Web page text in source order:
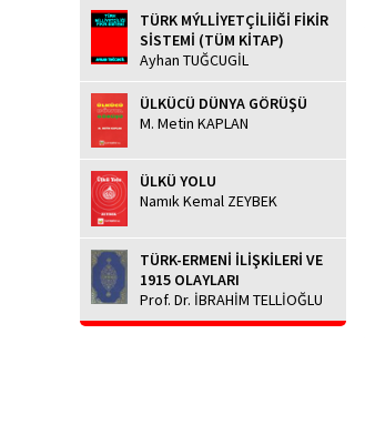
TÜRK MÝLLİYETÇİLİİĞİ FİKİR
SİSTEMİ (TÜM KİTAP)
Ayhan TUĞCUGİL
ÜLKÜCÜ DÜNYA GÖRÜŞÜ
M. Metin KAPLAN
ÜLKÜ YOLU
Namık Kemal ZEYBEK
TÜRK-ERMENİ İLİŞKİLERİ VE
1915 OLAYLARI
Prof. Dr. İBRAHİM TELLİOĞLU